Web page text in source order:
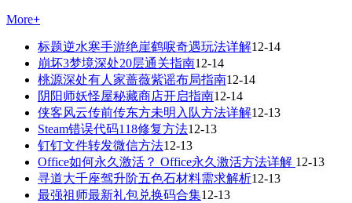
More+
标题逆水寒手游绝崖鹤唳奇遇玩法详解12-14
崩坏3梦境深处20层通关指南12-14
桃源深处有人家蔷薇紫谣布局指南12-14
阴阳师妖怪屋秘藏商店开启指南12-14
侠客风云传前传东方未明入队方法详解12-13
Steam错误代码118修复方法12-13
钉钉文件转发微信方法12-13
Office如何永久激活？ Office永久激活方法详解 12-13
寻道大千座驾升阶五色石材料需求解析12-13
最强祖师最新礼包兑换码合集12-13